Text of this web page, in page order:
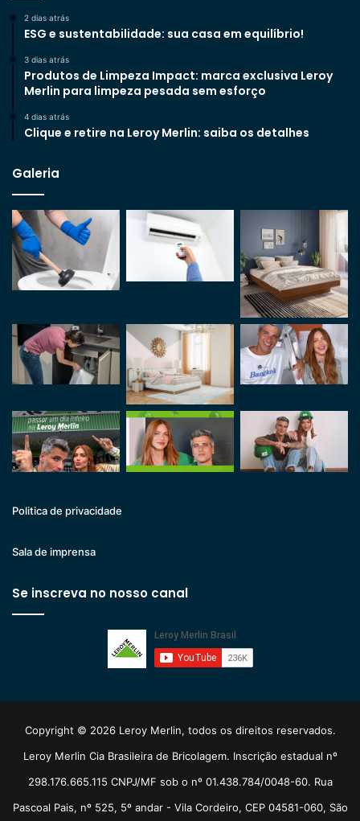
2 dias atrás
ESG e sustentabilidade: sua casa em equilíbrio!
3 dias atrás
Produtos de Limpeza Impact: marca exclusiva Leroy
Merlin para limpeza pesada sem esforço
4 dias atrás
Clique e retire na Leroy Merlin: saiba os detalhes
Galeria
Politica de privacidade
Sala de imprensa
Se inscreva no nosso canal
Copyright © 2026 Leroy Merlin, todos os direitos reservados.
Leroy Merlin Cia Brasileira de Bricolagem. Inscrição estadual nº
298.176.665.115 CNPJ/MF sob o nº 01.438.784/0048-60. Rua
Pascoal Pais, nº 525, 5º andar - Vila Cordeiro, CEP 04581-060, São